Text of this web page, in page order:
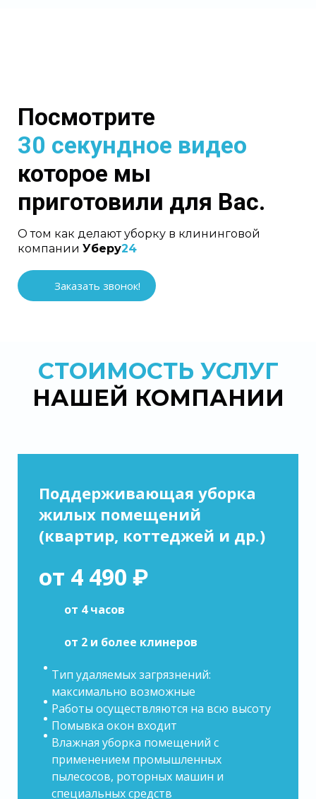
Посмотрите
30 секундное видео
которое мы
приготовили для Вас.
О том как делают уборку в клининговой
компании Уберу24
Заказать звонок!
СТОИМОСТЬ УСЛУГ
НАШЕЙ КОМПАНИИ
Поддерживающая уборка
жилых помещений
(квартир, коттеджей и др.)
от 4 490 ₽
от 4 часов
от 2 и более клинеров
Тип удаляемых загрязнений:
максимально возможные
Работы осуществляются на всю высоту
Помывка окон входит
Влажная уборка помещений с
применением промышленных
пылесосов, роторных машин и
специальных средств